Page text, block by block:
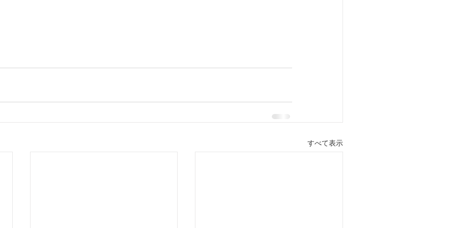
すべて表示